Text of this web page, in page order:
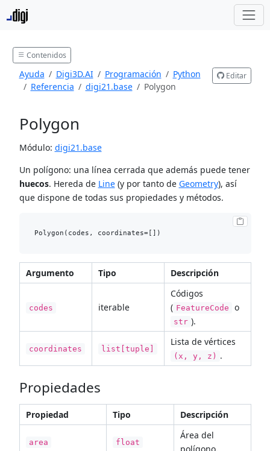
Contenidos
Ayuda Digi3D.AI Programación
Python
Referencia
digi21.base Polygon
Editar
Polygon
Módulo: digi21.base
Un polígono: una línea cerrada que además puede tener
huecos. Hereda de Line(y por tanto de Geometry), así
que dispone de todas sus propiedades y métodos.
Argumento Tipo Descripción
codes iterable
Códigos
( FeatureCode o
str ).
coordinates list[tuple]
Lista de vértices
(x, y, z) .
Propiedades
Propiedad Tipo Descripción
area float
Área del